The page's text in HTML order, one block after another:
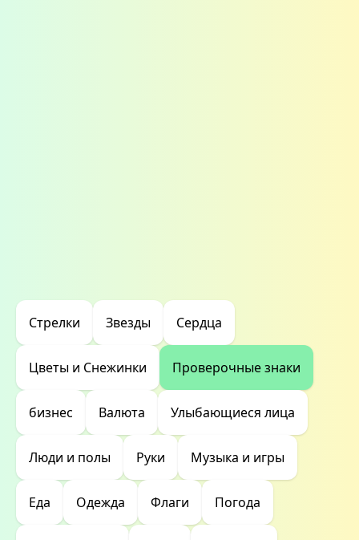
Стрелки Звезды Сердца
Цветы и Снежинки Проверочные знаки
бизнес Валюта Улыбающиеся лица
Люди и полы Руки Музыка и игры
Еда Одежда Флаги Погода